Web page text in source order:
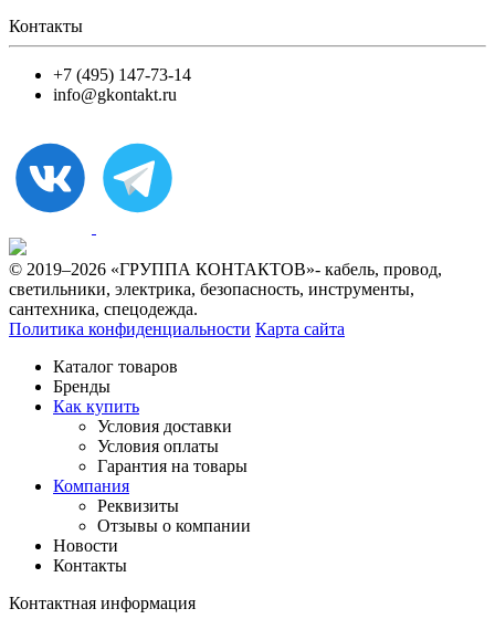
Контакты
+7 (495) 147-73-14
info@gkontakt.ru
© 2019–2026 «ГРУППА КОНТАКТОВ»- кабель, провод,
светильники, электрика, безопасность, инструменты,
сантехника, спецодежда.
Политика конфиденциальности Карта сайта
Каталог товаров
Бренды
Как купить
Условия доставки
Условия оплаты
Гарантия на товары
Компания
Реквизиты
Отзывы о компании
Новости
Контакты
Контактная информация